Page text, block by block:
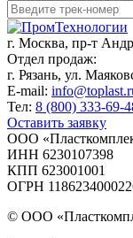
г. Москва, пр-т
Отдел продаж:
г. Рязань, ул.
E-mail:
Тел: 8 (800) 333-69-
Оставить заявку
ООО
ИНН 6230107398
КПП 623001001
ОГРН
© ООО